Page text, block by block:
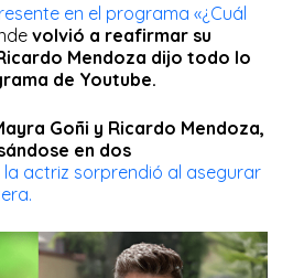
en el programa «¿Cuál
volvió a reafirmar su
Mendoza dijo todo lo
de Youtube.
Goñi y Ricardo Mendoza,
en dos
la actriz sorprendió al asegurar